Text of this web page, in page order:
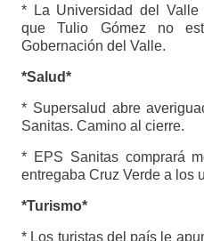
* La Universidad del Valle
que Tulio Gómez no
Gobernación del Valle.
*Salud*
* Supersalud abre
Sanitas. Camino al cierre.
* EPS Sanitas comprará
entregaba Cruz Verde a los
*Turismo*
* Los turistas del país le